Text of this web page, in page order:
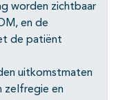
worden zichtbaar
en de
de patiënt
uitkomstmaten
zelfregie en